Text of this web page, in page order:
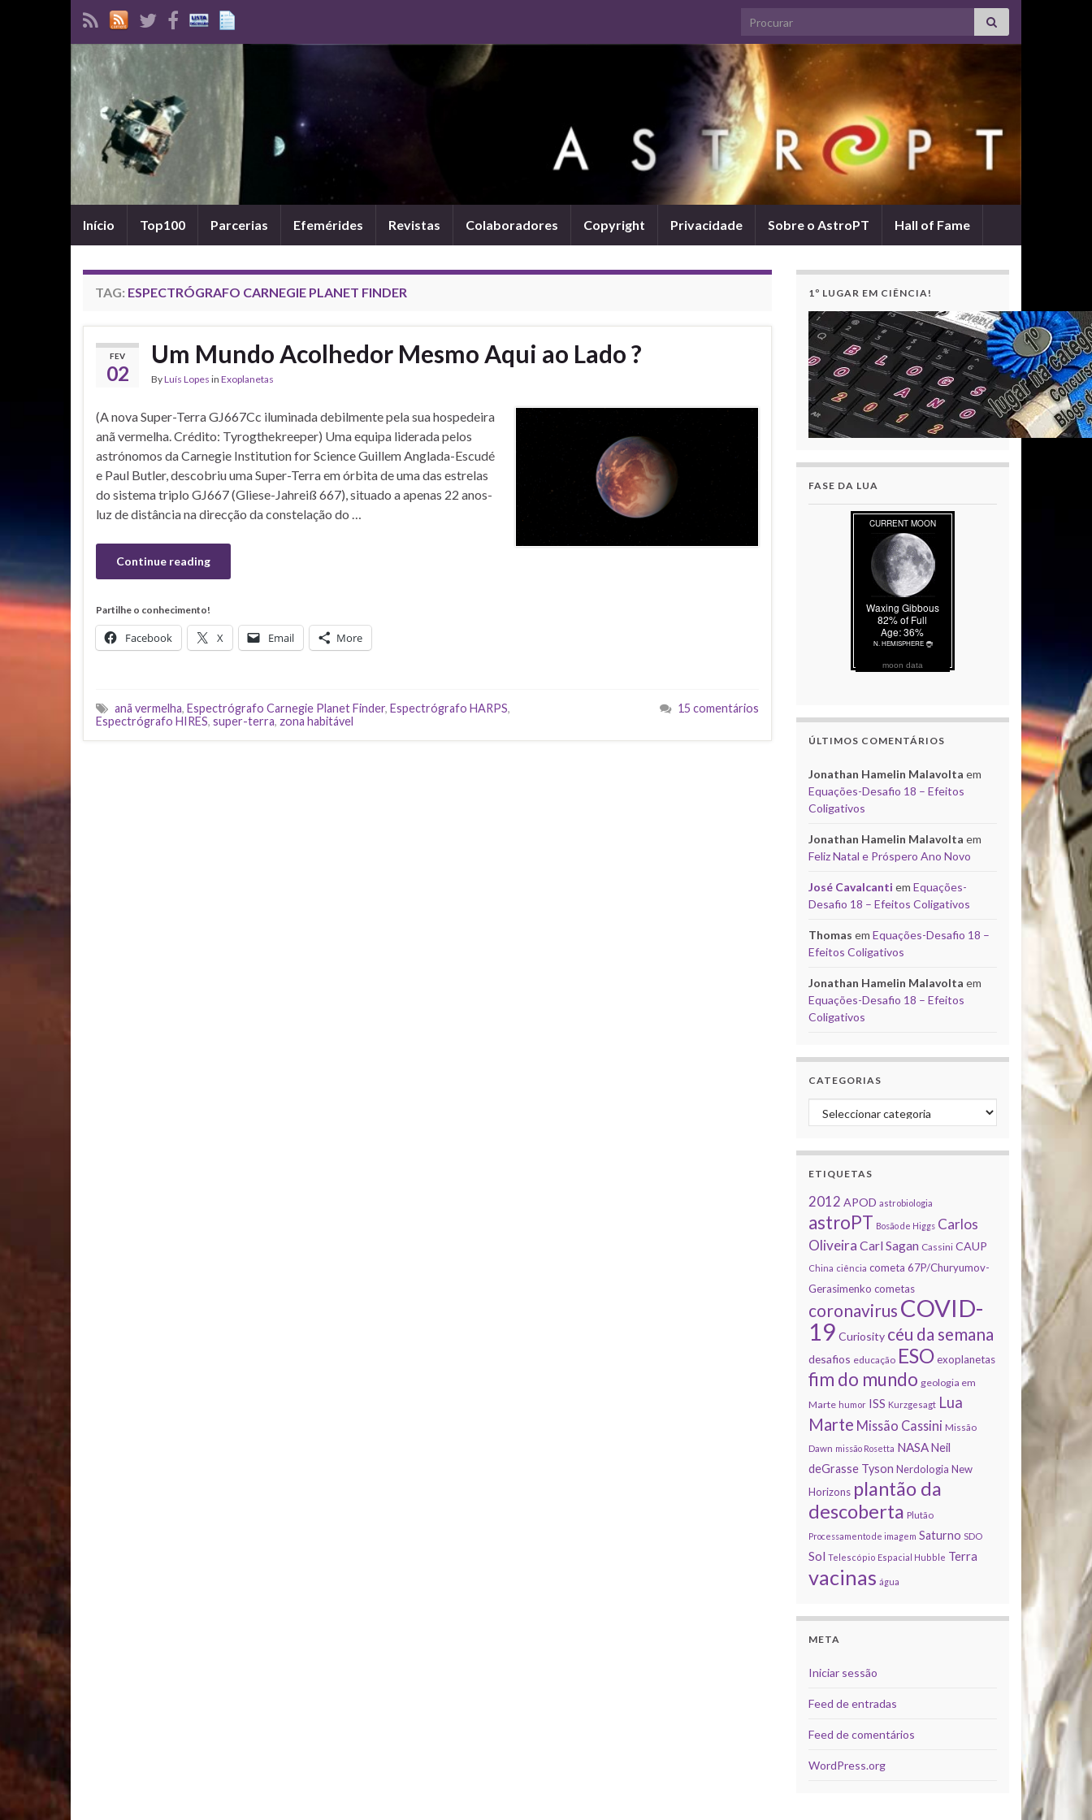
Search for:
Início Top100 Parcerias Efemérides Revistas Colaboradores Copyright Privacidade Sobre o AstroPT Hall of Fame
TAG: ESPECTRÓGRAFO CARNEGIE PLANET FINDER
FEV
02
Um Mundo Acolhedor Mesmo Aqui ao Lado ?
ByLuís Lopes in Exoplanetas
(A nova Super-Terra GJ667Cc iluminada debilmente pela sua hospedeira
anã vermelha. Crédito: Tyrogthekreeper) Uma equipa liderada pelos
astrónomos da Carnegie Institution for Science Guillem Anglada-Escudé
e Paul Butler, descobriu uma Super-Terra em órbita de uma das estrelas
do sistema triplo GJ667 (Gliese-Jahreiß 667), situado a apenas 22 anos-
luz de distância na direcção da constelação do …
Continue reading
Partilhe o conhecimento!
Facebook X Email More
anã vermelha, Espectrógrafo Carnegie Planet Finder, Espectrógrafo HARPS,
Espectrógrafo HIRES, super-terra, zona habitável
15 comentários
1º LUGAR EM CIÊNCIA!
FASE DA LUA
moon data
ÚLTIMOS COMENTÁRIOS
Jonathan Hamelin Malavolta em
Equações-Desafio 18 – Efeitos
Coligativos
Jonathan Hamelin Malavolta em
Feliz Natal e Próspero Ano Novo
José Cavalcanti em Equações-
Desafio 18 – Efeitos Coligativos
Thomas em Equações-Desafio 18 –
Efeitos Coligativos
Jonathan Hamelin Malavolta em
Equações-Desafio 18 – Efeitos
Coligativos
CATEGORIAS
Categorias
ETIQUETAS
2012 APOD astrobiologia
astroPT Bosão de Higgs Carlos
Oliveira Carl Sagan Cassini CAUP
China ciência cometa 67P/Churyumov-
Gerasimenko cometas
coronavirus COVID-
19 Curiosity céu da semana
desafios educação ESO exoplanetas
fim do mundo geologia em
Marte humor ISS Kurzgesagt Lua
Marte Missão Cassini Missão
Dawn missão Rosetta NASA Neil
deGrasse Tyson Nerdologia New
Horizons plantão da
descoberta Plutão
Processamento de imagem Saturno SDO
Sol Telescópio Espacial Hubble Terra
vacinas água
META
Iniciar sessão
Feed de entradas
Feed de comentários
WordPress.org